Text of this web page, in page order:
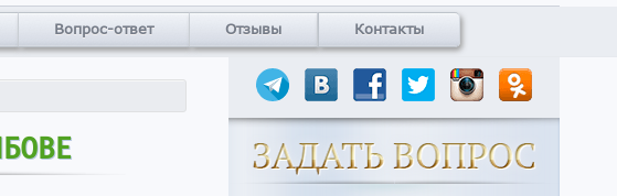
Вопрос-ответ Отзывы Контакты